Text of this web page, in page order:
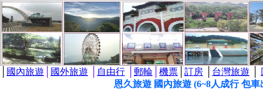
國內旅遊 國外旅遊 自由行 郵輪 機票 訂房 台灣旅遊
恩久旅遊 國內旅遊 (6~8人成行 包車